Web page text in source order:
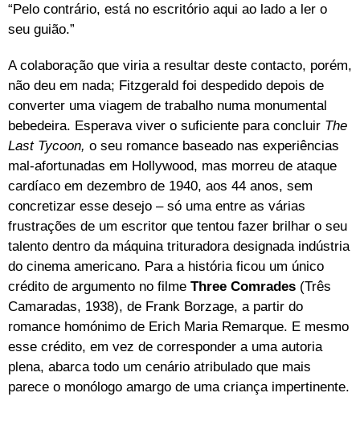
“Pelo contrário, está no escritório aqui ao lado a ler o
seu guião.”
A colaboração que viria a resultar deste contacto, porém,
não deu em nada; Fitzgerald foi despedido depois de
converter uma viagem de trabalho numa monumental
bebedeira. Esperava viver o suficiente para concluir The
Last Tycoon, o seu romance baseado nas experiências
mal-afortunadas em Hollywood, mas morreu de ataque
cardíaco em dezembro de 1940, aos 44 anos, sem
concretizar esse desejo – só uma entre as várias
frustrações de um escritor que tentou fazer brilhar o seu
talento dentro da máquina trituradora designada indústria
do cinema americano. Para a história ficou um único
crédito de argumento no filme Three Comrades (Três
Camaradas, 1938), de Frank Borzage, a partir do
romance homónimo de Erich Maria Remarque. E mesmo
esse crédito, em vez de corresponder a uma autoria
plena, abarca todo um cenário atribulado que mais
parece o monólogo amargo de uma criança impertinente.